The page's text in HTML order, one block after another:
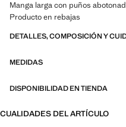
Manga larga con puños
Producto en rebajas
DETALLES, COMPOSICIÓN Y
MEDIDAS
DISPONIBILIDAD EN TIENDA
CUALIDADES DEL ARTÍCULO